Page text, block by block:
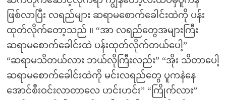
ဖြစ်လာပြီး လရည်များ ဆရာမစောက်ခေါင်းထဲကို ပန်း
ထုတ်လိုက်တော့သည် ။ “‌အာ လရည်တွေအများကြီး
ဆရာမစောက်ခေါင်းထဲ ပန်းထုတ်လိုက်တယ်ပေါ့”
“‌ဆရာမသိတယ်လား ဘယ်လိုကြီးလည်း” “‌အိုး သိတာပေါ့
ဆရာမစောက်ခေါင်းထဲကို မင်းလရည်တွေ ပူကနဲနေ
အောင်စီးဝင်းလာတာလေ ဟင်းဟင်း” “‌ကြိုက်လား”